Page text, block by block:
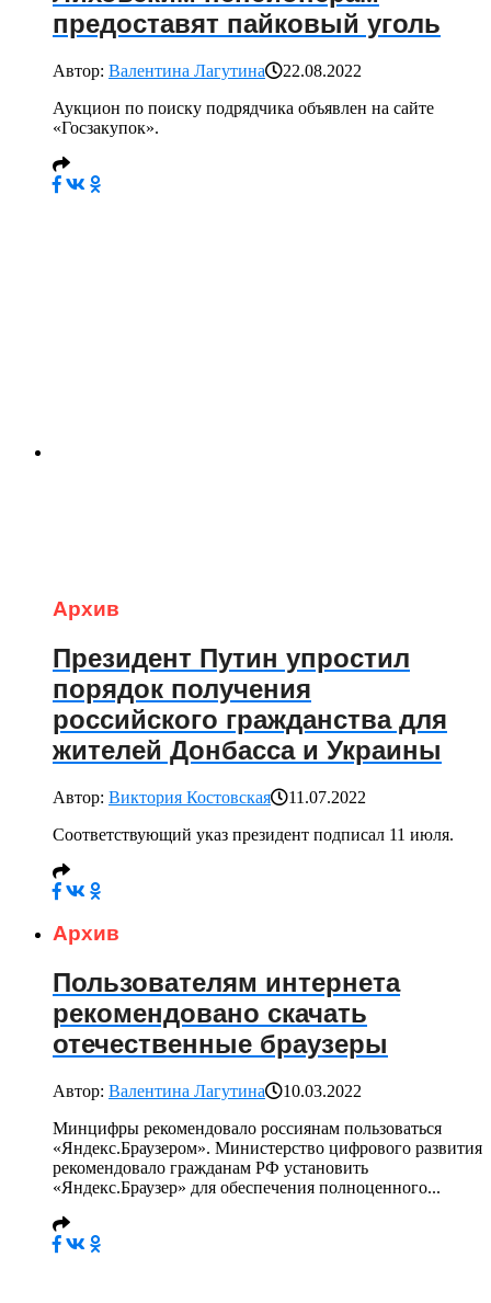
предоставят пайковый уголь
Автор: Валентина Лагутина
22.08.2022
Аукцион по поиску подрядчика объявлен на сайте
«Госзакупок».
Архив
Президент Путин упростил
порядок получения
российского гражданства для
жителей Донбасса и Украины
Автор: Виктория Костовская
11.07.2022
Соответствующий указ президент подписал 11 июля.
Архив
Пользователям интернета
рекомендовано скачать
отечественные браузеры
Автор: Валентина Лагутина
10.03.2022
Минцифры рекомендовало россиянам пользоваться
«Яндекс.Браузером». Министерство цифрового развития
рекомендовало гражданам РФ установить
«Яндекс.Браузер» для обеспечения полноценного...